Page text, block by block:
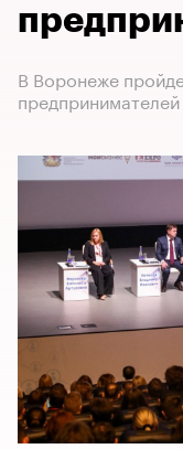
В Воронеже
предпринимателей